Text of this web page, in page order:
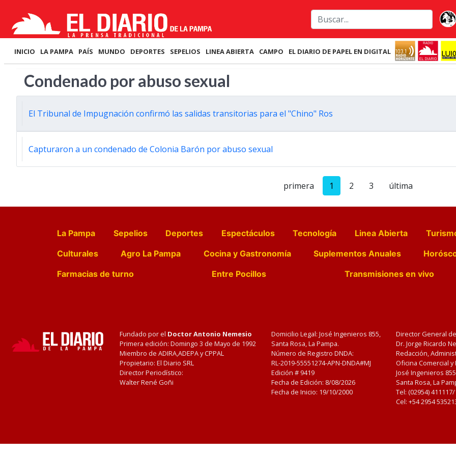
INICIO LA PAMPA PAÍS MUNDO DEPORTES SEPELIOS LINEA ABIERTA CAMPO EL DIARIO DE PAPEL EN DIGITAL
Condenado por abuso sexual
El Tribunal de Impugnación confirmó las salidas transitorias para el "Chino" Ros
Capturaron a un condenado de Colonia Barón por abuso sexual
primera 1 2 3 última
La Pampa Sepelios Deportes Espectáculos Tecnología Linea Abierta
Culturales
Agro La Pampa Cocina y Gastronomía Suplementos Anuales
Farmacias de turno
Entre Pocillos Transmisiones en vivo
Fundado por el Doctor Antonio Nemesio
Primera edición: Domingo 3 de Mayo de 1992
Miembro de ADIRA,ADEPA y CPPAL
Propietario: El Diario SRL
Director Periodístico:
Walter René Goñi
Domicilio Legal: José Ingenieros 855,
Santa Rosa, La Pampa.
Número de Registro DNDA:
RL-2019-55551274-APN-DNDA#MJ
Edición # 9419
Fecha de Edición: 8/08/2026
Fecha de Inicio: 19/10/2000
Director General
Dr. Jorge Ricardo
Redacción,
Oficina Comercial
José Ingenieros
Santa Rosa, La
Tel: (02954)
Cel: +54 2954